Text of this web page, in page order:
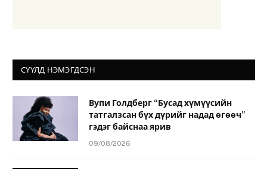
СҮҮЛД НЭМЭГДСЭН
Вупи Голдберг “Бусад хүмүүсийн
татгалзсан бүх дүрийг надад өгөөч”
гэдэг байснаа ярив
09/08/2026